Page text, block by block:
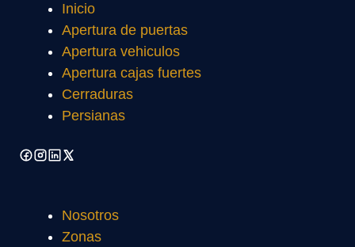
Inicio
Apertura de puertas
Apertura vehiculos
Apertura cajas fuertes
Cerraduras
Persianas
Nosotros
Zonas